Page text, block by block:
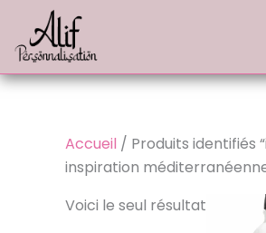
contenu
Accueil / Produits identifiés
inspiration
Voici le seul résultat